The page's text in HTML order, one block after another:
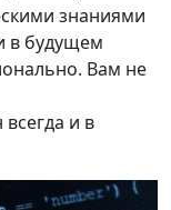
знаниями
в будущем
Вам не
и в